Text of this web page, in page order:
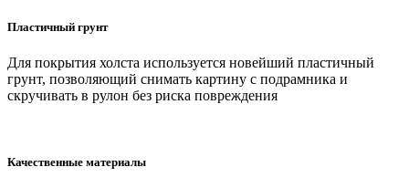
Пластичный грунт
Для покрытия холста используется новейший пластичный
грунт, позволяющий снимать картину с подрамника и
скручивать в рулон без риска повреждения
Качественные материалы